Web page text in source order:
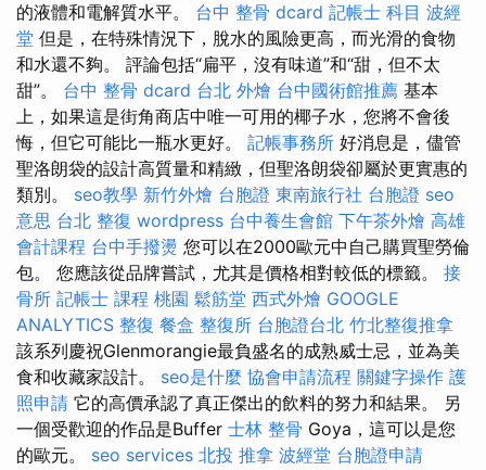
的液體和電解質水平。 台中 整骨 dcard 記帳士 科目 波經
堂 但是，在特殊情況下，脫水的風險更高，而光滑的食物
和水還不夠。 評論包括“扁平，沒有味道”和“甜，但不太
甜”。 台中 整骨 dcard 台北 外燴 台中國術館推薦 基本
上，如果這是街角商店中唯一可用的椰子水，您將不會後
悔，但它可能比一瓶水更好。 記帳事務所 好消息是，儘管
聖洛朗袋的設計高質量和精緻，但聖洛朗袋卻屬於更實惠的
類別。 seo教學 新竹外燴 台胞證 東南旅行社 台胞證 seo
意思 台北 整復 wordpress 台中養生會館 下午茶外燴 高雄
會計課程 台中手撥燙 您可以在2000歐元中自己購買聖勞倫
包。 您應該從品牌嘗試，尤其是價格相對較低的標籤。 接
骨所 記帳士 課程 桃園 鬆筋堂 西式外燴 GOOGLE
ANALYTICS 整復 餐盒 整復所 台胞證台北 竹北整復推拿
該系列慶祝Glenmorangie最負盛名的成熟威士忌，並為美
食和收藏家設計。 seo是什麼 協會申請流程 關鍵字操作 護
照申請 它的高價承認了真正傑出的飲料的努力和結果。 另
一個受歡迎的作品是Buffer 士林 整骨 Goya，這可以是您
的歐元。 seo services 北投 推拿 波經堂 台胞證申請